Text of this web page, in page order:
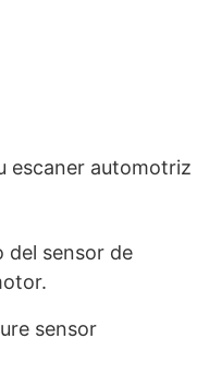
escaner automotriz
del sensor de
sensor